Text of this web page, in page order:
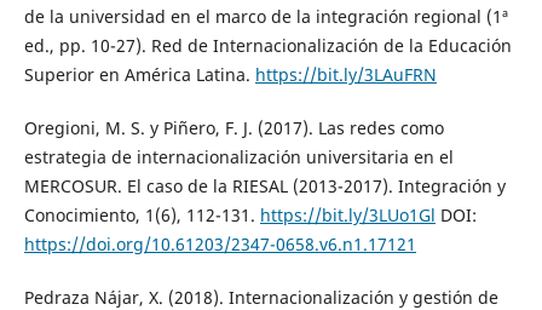
de la universidad en el marco de la integración regional (1ª
ed., pp. 10-27). Red de Internacionalización de la Educación
Superior en América Latina. https://bit.ly/3LAuFRN
Oregioni, M. S. y Piñero, F. J. (2017). Las redes como
estrategia de internacionalización universitaria en el
MERCOSUR. El caso de la RIESAL (2013-2017). Integración y
Conocimiento, 1(6), 112-131. https://bit.ly/3LUo1Gl DOI:
https://doi.org/10.61203/2347-0658.v6.n1.17121
Pedraza Nájar, X. (2018). Internacionalización y gestión de